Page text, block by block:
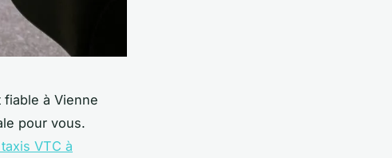
à Vienne
pour vous.
VTC à